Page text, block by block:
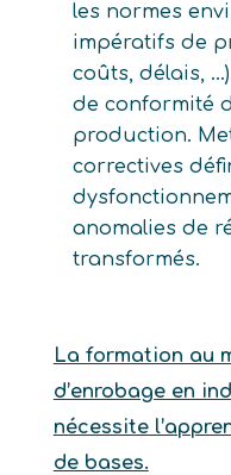
les normes
impératifs de
coûts, délais,
de conformité
production.
correctives
anomalies de
transformés.
La formation au
d’enrobage en
nécessite
de bases.